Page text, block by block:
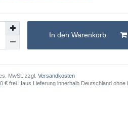
In den Warenkorb
MwSt. zzgl. Versandkosten
€ frei Haus Lieferung innerhalb Deutschland ohne